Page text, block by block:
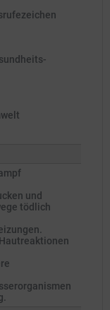
und
tödlich